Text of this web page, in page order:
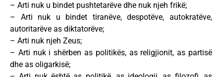
– Arti nuk u bindet pushtetarëve dhe nuk njeh frikë;
– Arti nuk u bindet tiranëve, despotëve, autokratëve,
autoritarëve as diktatorëve;
– Arti nuk njeh Zeus;
– Arti nuk i shërben as politikës, as religjionit, as partisë
dhe as oligarkisë;